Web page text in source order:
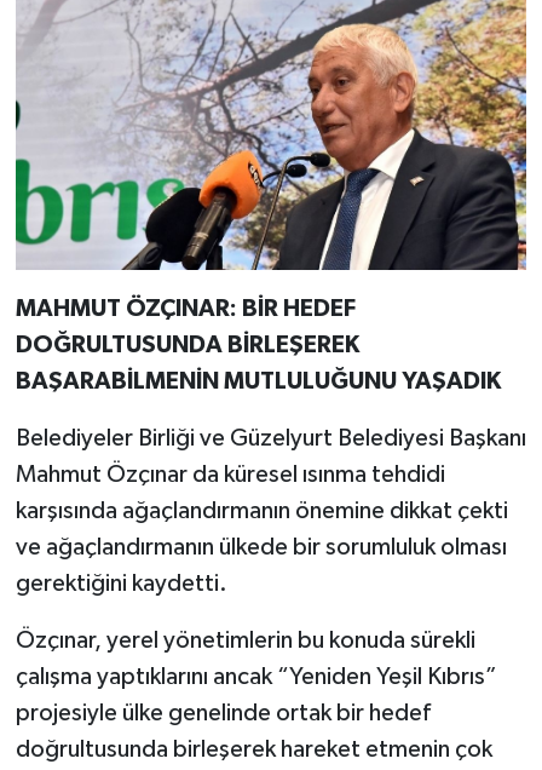
MAHMUT ÖZÇINAR: BİR HEDEF
DOĞRULTUSUNDA BİRLEŞEREK
BAŞARABİLMENİN MUTLULUĞUNU YAŞADIK
Belediyeler Birliği ve Güzelyurt Belediyesi Başkanı
Mahmut Özçınar da küresel ısınma tehdidi
karşısında ağaçlandırmanın önemine dikkat çekti
ve ağaçlandırmanın ülkede bir sorumluluk olması
gerektiğini kaydetti.
Özçınar, yerel yönetimlerin bu konuda sürekli
çalışma yaptıklarını ancak “Yeniden Yeşil Kıbrıs”
projesiyle ülke genelinde ortak bir hedef
doğrultusunda birleşerek hareket etmenin çok